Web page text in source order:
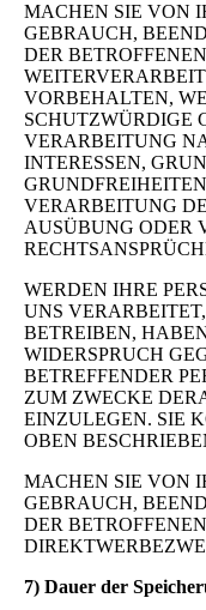
MACHEN SIE VON
GEBRAUCH,
DER
VORBEHALTEN,
SCHUTZWÜRDIGE
VERARBEITUNG
INTERESSEN,
VERARBEITUNG
AUSÜBUNG ODER
WERDEN IHRE
UNS
BETREIBEN,
WIDERSPRUCH
BETREFFENDER
ZUM ZWECKE
EINZULEGEN. SIE
OBEN
MACHEN SIE VON
GEBRAUCH,
DER
7) Dauer der